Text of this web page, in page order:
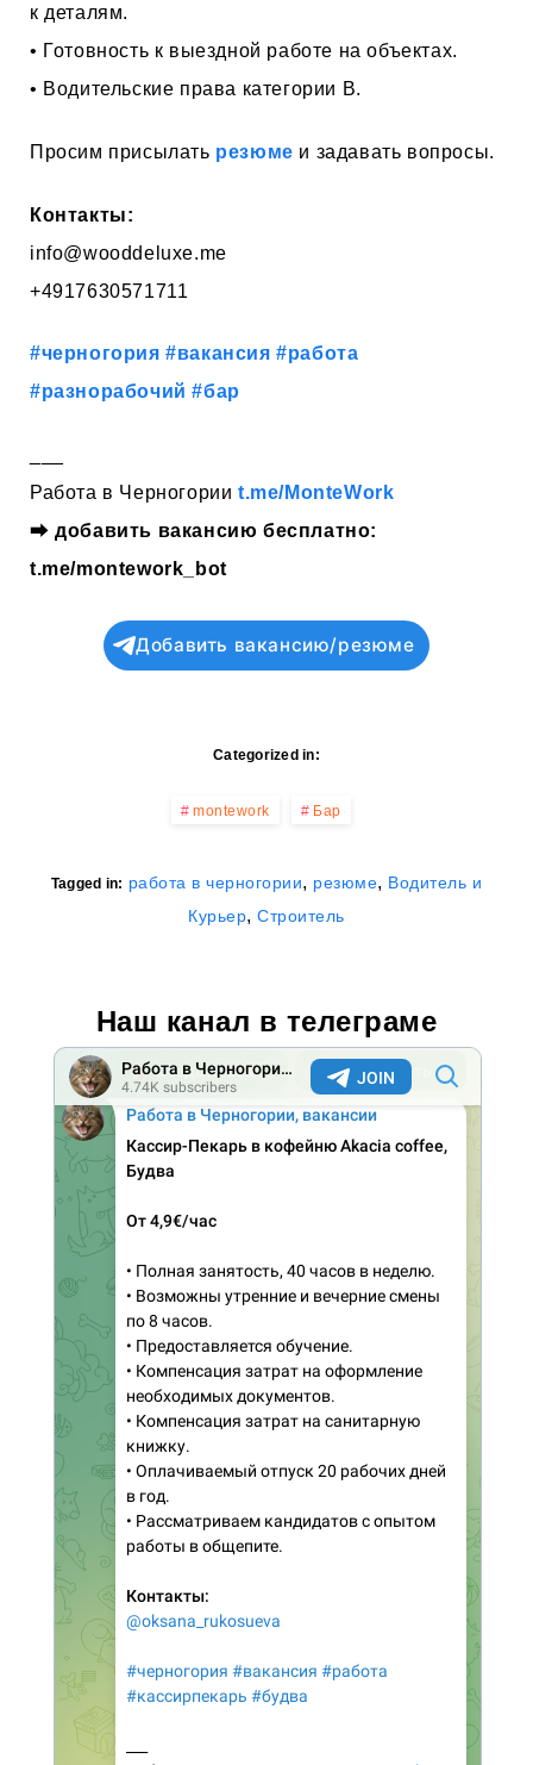
к деталям.
• Готовность к выездной работе на объектах.
• Водительские права категории B.
Просим присылать резюме и задавать вопросы.
Контакты:
info@wooddeluxe.me
+4917630571711
#черногория #вакансия #работа
#разнорабочий #бар
Работа в Черногории t.me/MonteWork
⮕добавить вакансию бесплатно:
t.me/montework_bot
Добавить вакансию/резюме
Categorized in:
montework Бар
Tagged in: работа в черногории, резюме, Водитель и
Курьер,Строитель
Наш канал в телеграме